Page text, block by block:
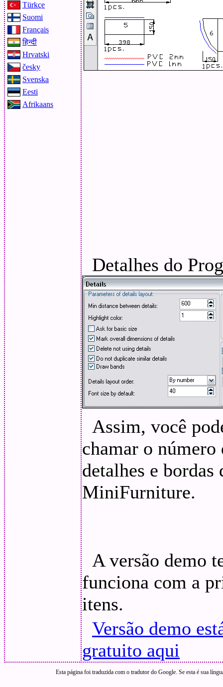
Türkçe
Suomi
Français
हिन्दी
Hrvatski
česky
Svenska
Eesti
Afrikaans
Detalhes do
Assim, você
chamar o número
detalhes e
MiniFurniture.
A versão demo
funciona com a
itens.
Versão demo
gratuito aqui
Esta página foi traduzida com o tradutor do Google. Se esta é sua